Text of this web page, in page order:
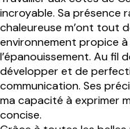
incroyable. Sa présence
chaleureuse m’ont tout
environnement propice
l’épanouissement. Au fil
développer et de
communication. Ses
ma capacité à exprimer
concise.